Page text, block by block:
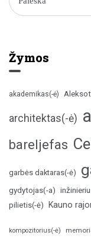
Žymos
akademikas(-ė)
architektas(-ė)
bareljefas
garbės daktaras(-ė)
gydytojas(-a)
pilietis(-ė)
Kauno
kompozitorius(-ė)